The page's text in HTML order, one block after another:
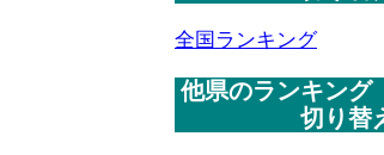
全国ランキング
他県のランキング
切り替